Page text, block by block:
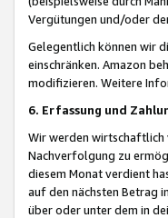
Vergütungen und/oder
Gelegentlich können wir
einschränken. Amazon
modifizieren. Weitere
6. Erfassung und
Wir werden wirtschaftlich
Nachverfolgung zu
diesem Monat verdient
auf den nächsten Betrag
über oder unter dem in